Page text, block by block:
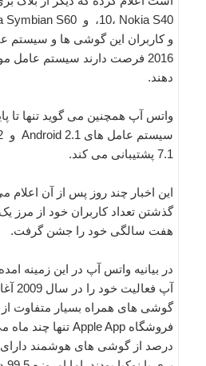
و کاربران این گوشی ها و سیستم
2016 فرصت دارند سیستم عامل
دهند.
7.1 پشتیبانی می کند.
این اخبار چند روز پس از آن
گذشتن تعداد کاربران خود از مرز یک
هفت سالگی خود را جشن گرفت.
در بیانیه واتس آپ در این زمینه
آپ
گوشی های همراه بسیار متفاوت از
درصد از گوشی های هوشمند